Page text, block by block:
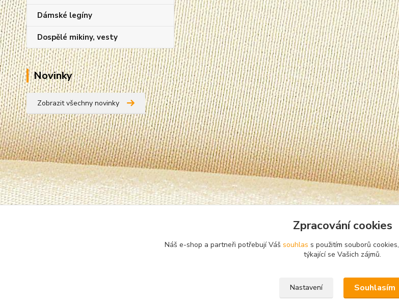
Dámské legíny
Dospělé mikiny, vesty
Novinky
Zobrazit všechny novinky
Zpracování cookies
Náš e-shop a partneři potřebují Váš souhlas s použitím souborů
týkající se Vašich zájmů.
Nastavení Souhlasím